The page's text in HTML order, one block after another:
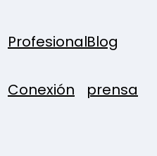
ProfesionalBlog
Conexión prensa